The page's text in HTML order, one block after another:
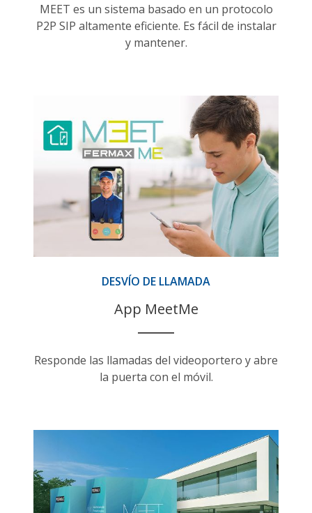
MEET es un sistema basado en un protocolo
P2P SIP altamente eficiente. Es fácil de instalar
y mantener.
DESVÍO DE LLAMADA
App MeetMe
Responde las llamadas del videoportero y abre
la puerta con el móvil.